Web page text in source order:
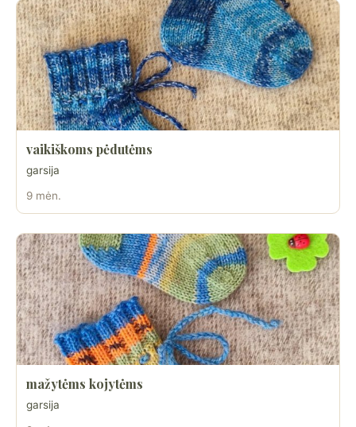
vaikiškoms pėdutėms
garsija
9 mėn.
mažytėms kojytėms
garsija